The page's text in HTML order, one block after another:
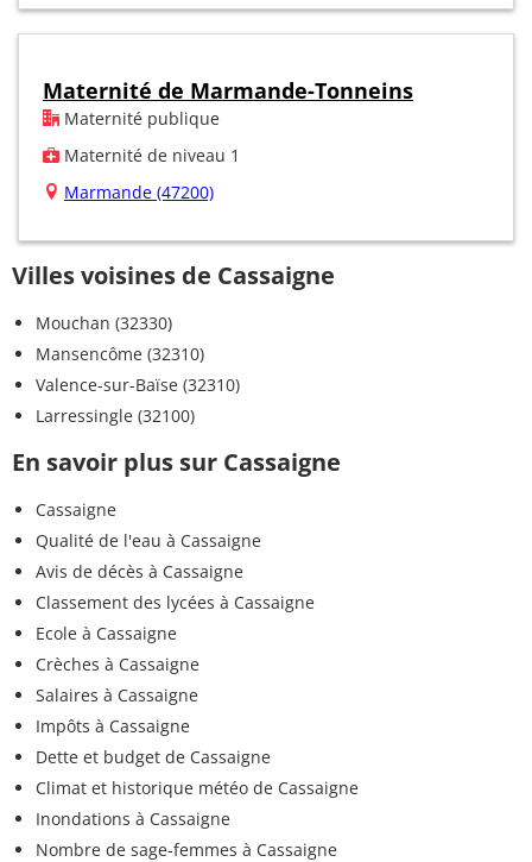
Maternité de Marmande-Tonneins
Maternité publique
Maternité de niveau 1
Marmande (47200)
Villes voisines de Cassaigne
Mouchan (32330)
Mansencôme (32310)
Valence-sur-Baïse (32310)
Larressingle (32100)
En savoir plus sur Cassaigne
Cassaigne
Qualité de l'eau à Cassaigne
Avis de décès à Cassaigne
Classement des lycées à Cassaigne
Ecole à Cassaigne
Crèches à Cassaigne
Salaires à Cassaigne
Impôts à Cassaigne
Dette et budget de Cassaigne
Climat et historique météo de Cassaigne
Inondations à Cassaigne
Nombre de sage-femmes à Cassaigne